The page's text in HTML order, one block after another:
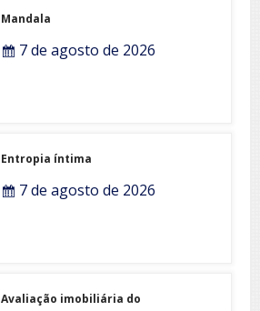
Mandala
7 de agosto de 2026
Entropia íntima
7 de agosto de 2026
Avaliação imobiliária do